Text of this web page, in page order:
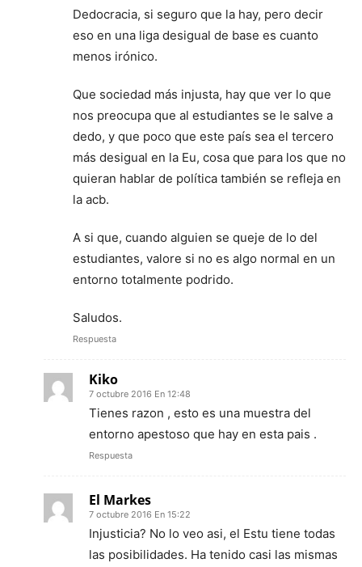
Dedocracia, si seguro que la hay, pero decir
eso en una liga desigual de base es cuanto
menos irónico.
Que sociedad más injusta, hay que ver lo que
nos preocupa que al estudiantes se le salve a
dedo, y que poco que este país sea el tercero
más desigual en la Eu, cosa que para los que no
quieran hablar de política también se refleja en
la acb.
A si que, cuando alguien se queje de lo del
estudiantes, valore si no es algo normal en un
entorno totalmente podrido.
Saludos.
Respuesta
Kiko
7 octubre 2016 En 12:48
Tienes razon , esto es una muestra del
entorno apestoso que hay en esta pais .
Respuesta
El Markes
7 octubre 2016 En 15:22
Injusticia? No lo veo asi, el Estu tiene todas
las posibilidades. Ha tenido casi las mismas